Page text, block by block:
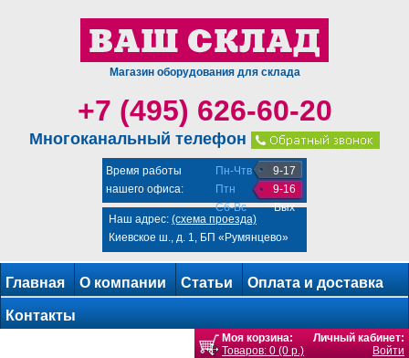
Магазин оборудования для склада
+7 (495) 626-60-20
Многоканальный телефон
Время работы
нашего офиса:
Пн-Чтв
Птн
Сб-Вс
9-17
9-16
Вых
Наш адрес: (схема проезда)
Киевское ш., д. 1, БП «Румянцево»
Главная О компании Статьи Оплата и доставка
Контакты
Моя корзина:
Товаров: 0 (0 р.)
Личный кабинет:
Войти